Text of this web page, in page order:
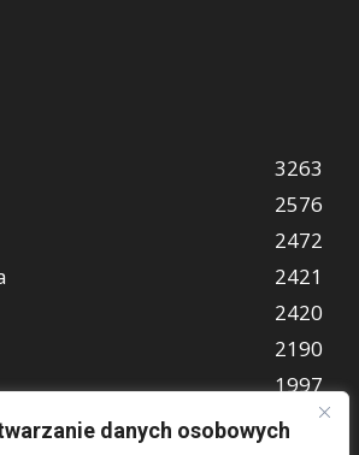
danych osobowych
3263
2576
2472
2421
2420
2190
1997
849